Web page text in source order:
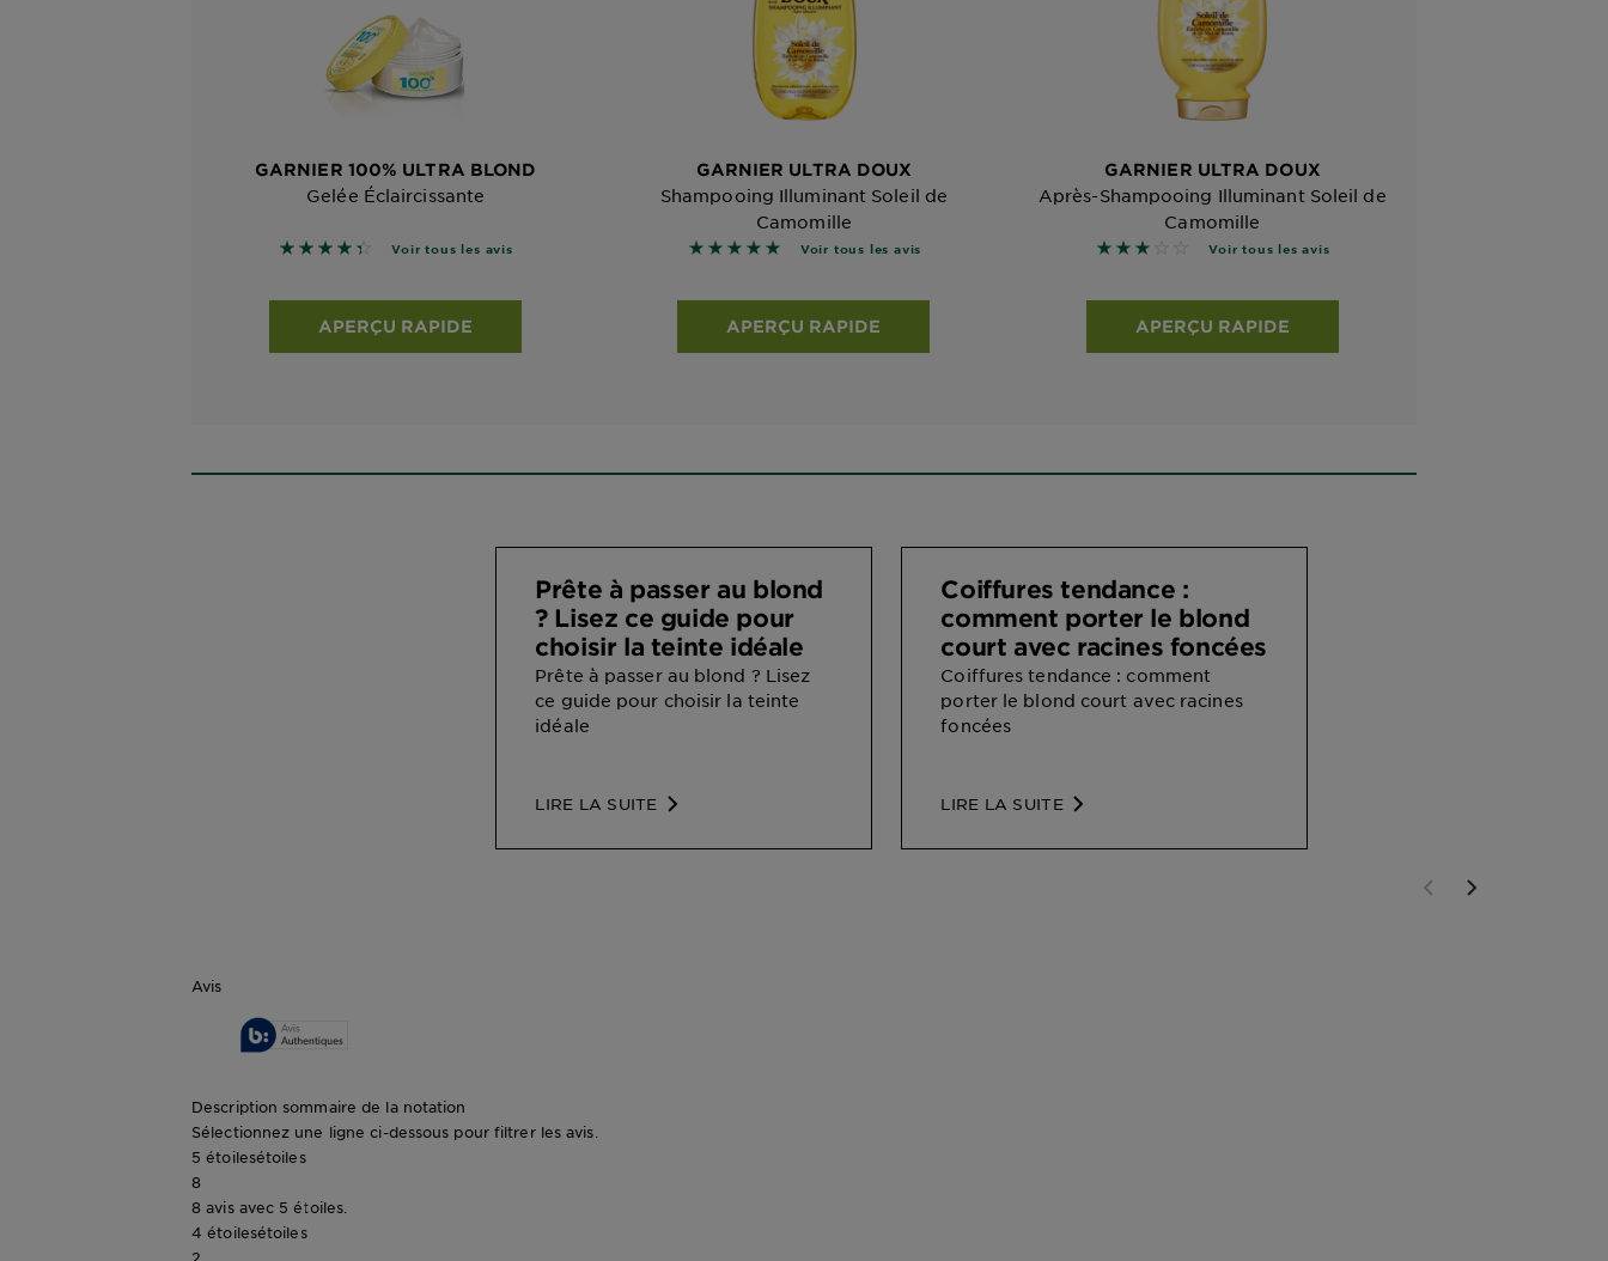
GARNIER 100% ULTRA BLOND
Gelée Éclaircissante
4.3333 sur 5 étoiles basé sur les avis
Voir tous les avis
APERÇU RAPIDE
GARNIER ULTRA DOUX
Shampooing Illuminant Soleil de
Camomille
4.9091 sur 5 étoiles basé sur les avis
Voir tous les avis
APERÇU RAPIDE
GARNIER ULTRA DOUX
Après-Shampooing Illuminant Soleil de
Camomille
3 sur 5 étoiles basé sur les avis
Voir tous les avis
APERÇU RAPIDE
Prête à passer au blond
? Lisez ce guide pour
choisir la teinte idéale
Prête à passer au blond ? Lisez
ce guide pour choisir la teinte
idéale
LIRE LA SUITE
Coiffures tendance :
comment porter le blond
court avec racines foncées
Coiffures tendance : comment
porter le blond court avec racines
foncées
LIRE LA SUITE
Avis
Description sommaire de la notation
Sélectionnez une ligne ci-dessous pour filtrer les avis.
5 étoilesétoiles
8
8 avis avec 5 étoiles.
4 étoilesétoiles